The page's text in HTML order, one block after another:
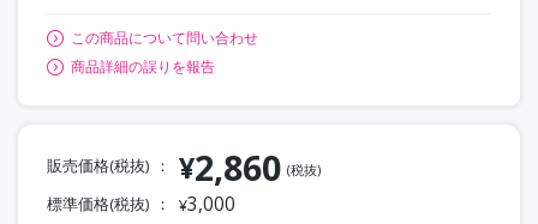
この商品について問い合わせ
商品詳細の誤りを報告
販売価格(税抜) ¥2,860 (税抜)
標準価格(税抜) ¥3,000